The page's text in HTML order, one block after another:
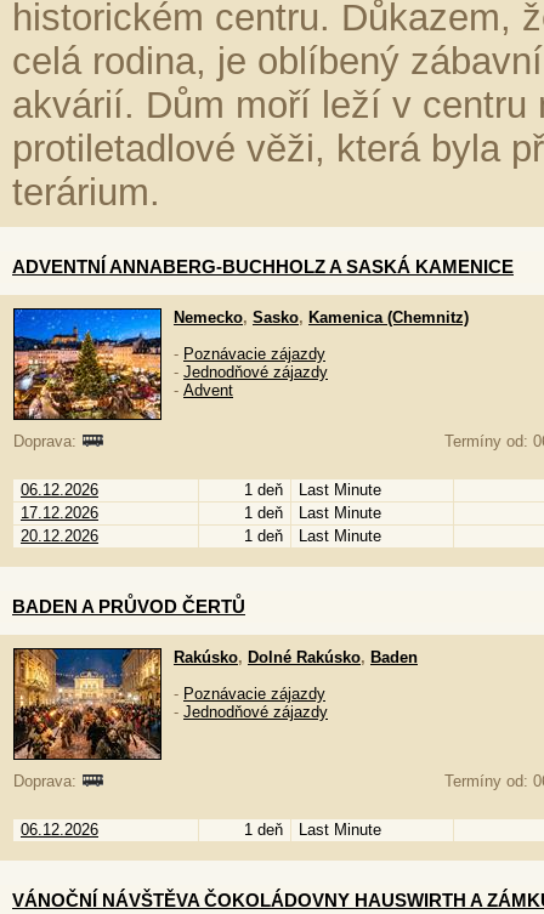
historickém centru. Důkazem,
celá rodina, je oblíbený
akvárií. Dům moří leží v
protiletadlové věži, která byla
terárium.
ADVENTNÍ ANNABERG-BUCHHOLZ A SASKÁ KAMENICE
Nemecko, Sasko, Kamenica (Chemnitz)
- Poznávacie zájazdy
- Jednodňové zájazdy
- Advent
Doprava: Termíny od:
06.12.2026 1 deň
Last Minute
17.12.2026
1 deň
Last Minute
20.12.2026
1 deň Last Minute
BADEN A PRŮVOD ČERTŮ
Rakúsko, Dolné Rakúsko, Baden
- Poznávacie zájazdy
- Jednodňové zájazdy
Doprava: Termíny od:
06.12.2026 1 deň Last Minute
VÁNOČNÍ NÁVŠTĚVA ČOKOLÁDOVNY HAUSWIRTH A